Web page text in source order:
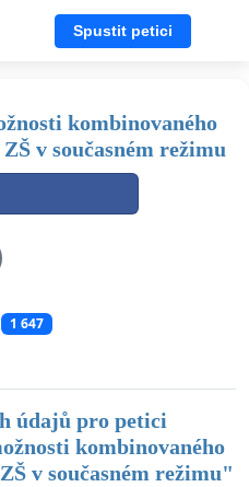
Spustit petici
kombinovaného
v současném režimu
1 647
údajů pro petici
kombinovaného
v současném režimu"